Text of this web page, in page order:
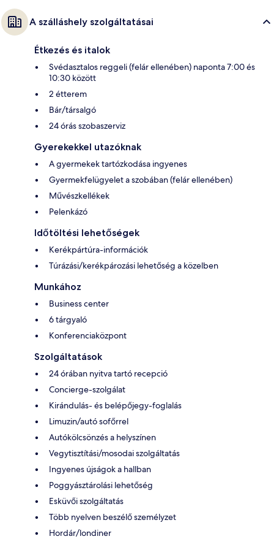
A szálláshely szolgáltatásai
Étkezés és italok
Svédasztalos reggeli (felár ellenében) naponta 7:00 és
10:30 között
2 étterem
Bár/társalgó
24 órás szobaszerviz
Gyerekekkel utazóknak
A gyermekek tartózkodása ingyenes
Gyermekfelügyelet a szobában (felár ellenében)
Művészkellékek
Pelenkázó
Időtöltési lehetőségek
Kerékpártúra-információk
Túrázási/kerékpározási lehetőség a közelben
Munkához
Business center
6 tárgyaló
Konferenciaközpont
Szolgáltatások
24 órában nyitva tartó recepció
Concierge-szolgálat
Kirándulás- és belépőjegy-foglalás
Limuzin/autó sofőrrel
Autókölcsönzés a helyszínen
Vegytisztítási/mosodai szolgáltatás
Ingyenes újságok a hallban
Poggyásztárolási lehetőség
Esküvői szolgáltatás
Több nyelven beszélő személyzet
Hordár/londiner